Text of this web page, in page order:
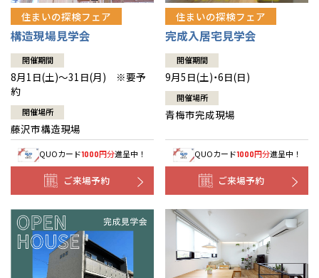
住まいの探検フェア
構造現場見学会
開催期間
8月1日(土)～31日(月) ※要予
約
開催場所
藤沢市構造現場
QUOカード1000円分進呈中！
ご来場予約
住まいの探検フェア
完成入居宅見学会
開催期間
9月5日(土)・6日(日)
開催場所
青梅市完成現場
QUOカード1000円分進呈中！
ご来場予約